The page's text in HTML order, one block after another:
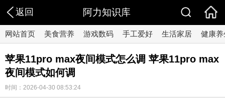
返回 阿力知识库
网站首页 美食营养 游戏数码 手工爱好 生活家居 健康养
苹果11pro max夜间模式怎么调 苹果11pro max
夜间模式如何调
时间：2026-04-30 08:53:24